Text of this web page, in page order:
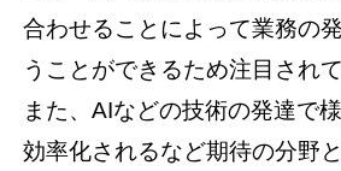
合わせることによって業務の
うことができるため注目されて
また、AIなどの技術の発達で
効率化されるなど期待の分野